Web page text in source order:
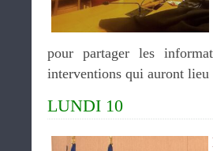
pour partager les
interventions qui auront lieu
LUNDI 10